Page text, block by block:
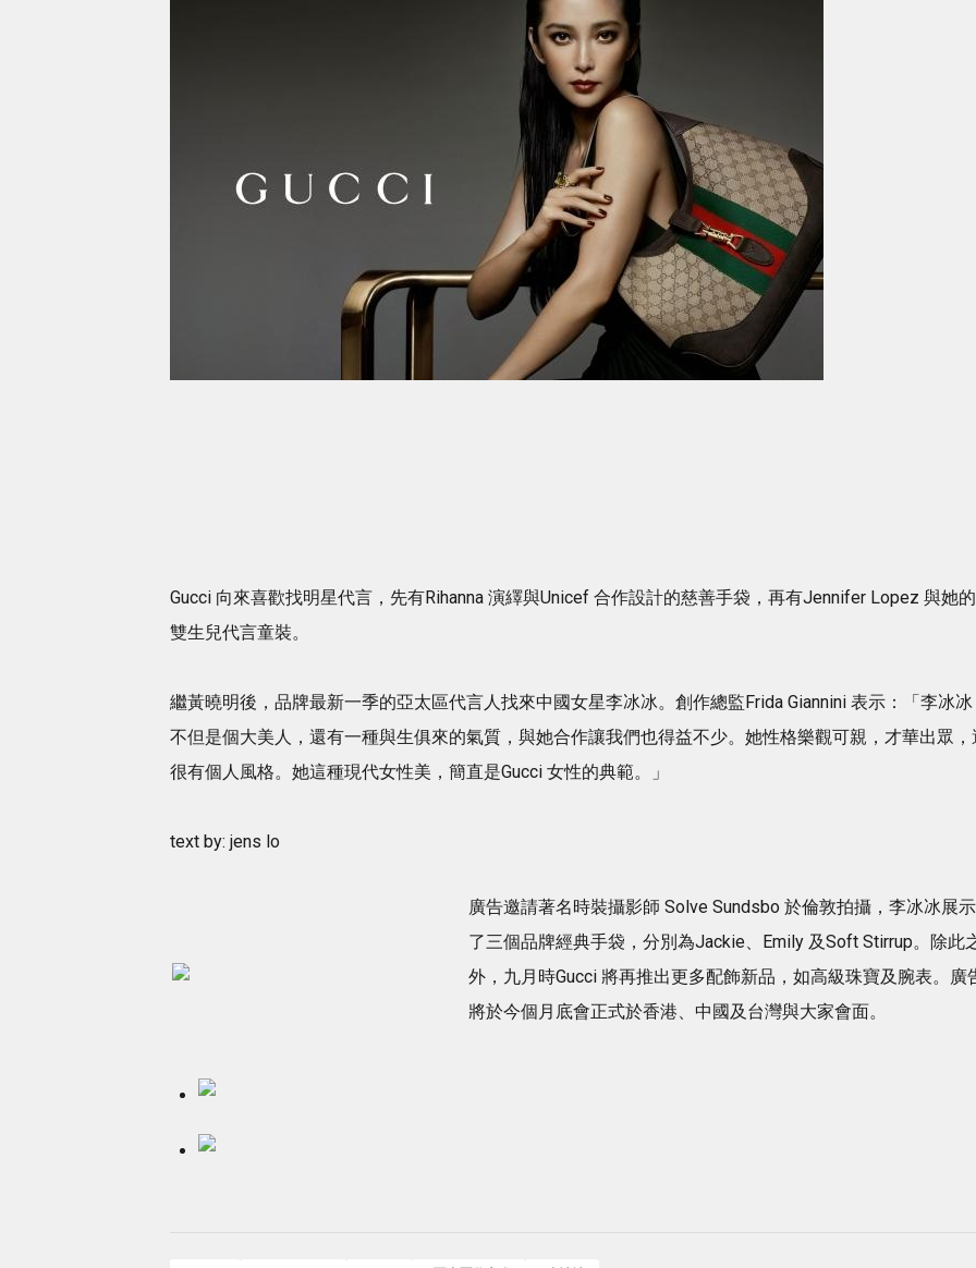
Gucci 向來喜歡找明星代言，先有Rihanna 演繹與Unicef 合作設計的慈善手袋，再有Jennifer Lopez 與她的
雙生兒代言童裝。
繼黃曉明後，品牌最新一季的亞太區代言人找來中國女星李冰冰。創作總監Frida Giannini 表示：「李冰冰
不但是個大美人，還有一種與生俱來的氣質，與她合作讓我們也得益不少。她性格樂觀可親，才華出眾，
很有個人風格。她這種現代女性美，簡直是Gucci 女性的典範。」
text by: jens lo
廣告邀請著名時裝攝影師 Solve Sundsbo 於倫敦拍攝，李冰冰展示
了三個品牌經典手袋，分別為Jackie、Emily 及Soft Stirrup。除此
外，九月時Gucci 將再推出更多配飾新品，如高級珠寶及腕表。廣
將於今個月底會正式於香港、中國及台灣與大家會面。